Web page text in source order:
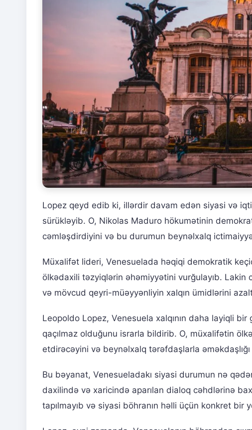
Lopez qeyd edib ki, illərdir davam edən siyasi və
sürükləyib. O, Nikolas Maduro hökumətinin
cəmləşdirdiyini və bu durumun beynəlxalq
Müxalifət lideri, Venesuelada həqiqi demokratik
ölkədaxili təzyiqlərin əhəmiyyətini vurğulayıb. Lakin
və mövcud qeyri-müəyyənliyin xalqın ümidlərini
Leopoldo Lopez, Venesuela xalqının daha layiqli
qaçılmaz olduğunu israrla bildirib. O, müxalifətin
etdirəcəyini və beynəlxalq tərəfdaşlarla
Bu bəyanat, Venesueladakı siyasi durumun nə
daxilində və xaricində aparılan dialoq cəhdlərinə
tapılmayıb və siyasi böhranın həlli üçün konkret